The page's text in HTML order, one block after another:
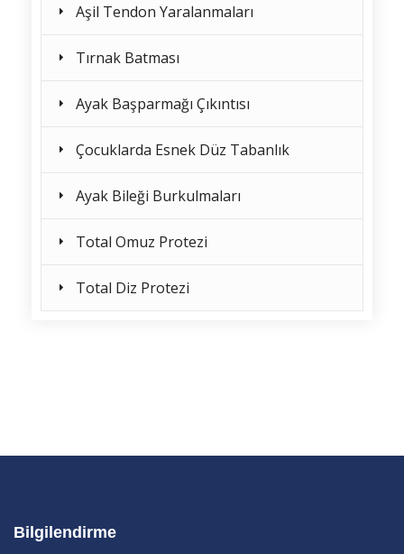
Aşil Tendon Yaralanmaları
Tırnak Batması
Ayak Başparmağı Çıkıntısı
Çocuklarda Esnek Düz Tabanlık
Ayak Bileği Burkulmaları
Total Omuz Protezi
Total Diz Protezi
Bilgilendirme